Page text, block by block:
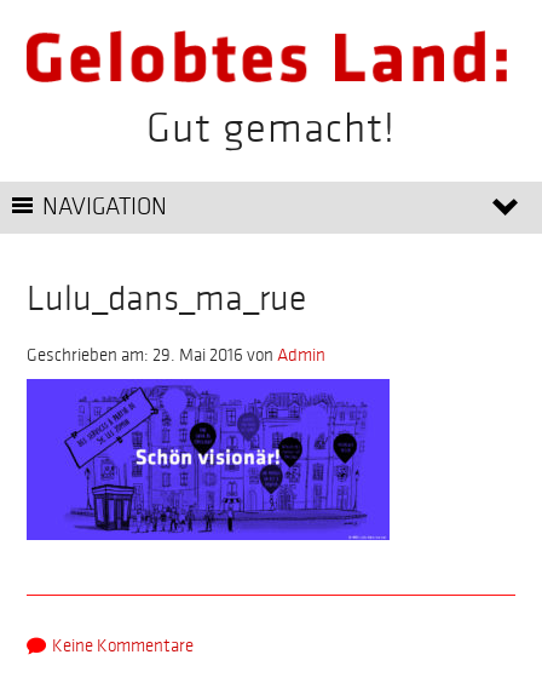
Gut gemacht!
NAVIGATION
Lulu_dans_ma_rue
Geschrieben am: 29. Mai 2016 von Admin
Keine Kommentare